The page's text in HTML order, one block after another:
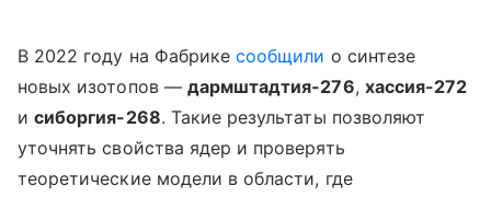
В 2022 году на Фабрикесообщили о синтезе
новых изотопов — дармштадтия-276, хассия-272
исиборгия-268. Такие результаты позволяют
уточнять свойства ядер и проверять
теоретические модели в области, где